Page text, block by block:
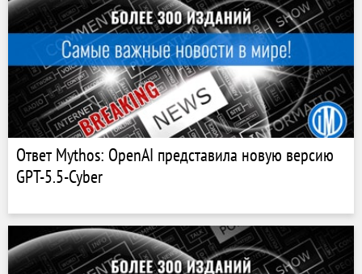
Ответ Mythos: OpenAI представила новую версию
GPT-5.5-Cyber